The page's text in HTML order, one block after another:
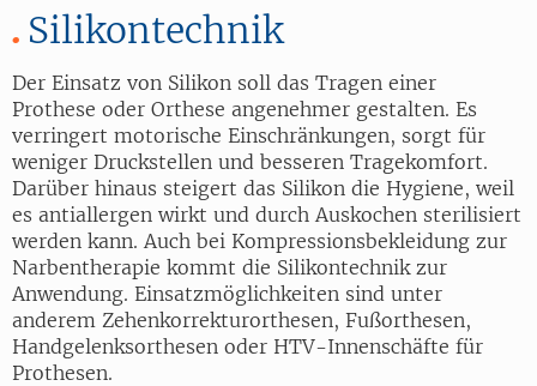
Silikontechnik
Der Einsatz von Silikon soll das Tragen einer
Prothese oder Orthese angenehmer gestalten. Es
verringert motorische Einschränkungen, sorgt für
weniger Druckstellen und besseren Tragekomfort.
Darüber hinaus steigert das Silikon die Hygiene, weil
es antiallergen wirkt und durch Auskochen sterilisiert
werden kann. Auch bei Kompressionsbekleidung zur
Narbentherapie kommt die Silikontechnik zur
Anwendung. Einsatzmöglichkeiten sind unter
anderem Zehenkorrekturorthesen, Fußorthesen,
Handgelenksorthesen oder HTV-Innenschäfte für
Prothesen.